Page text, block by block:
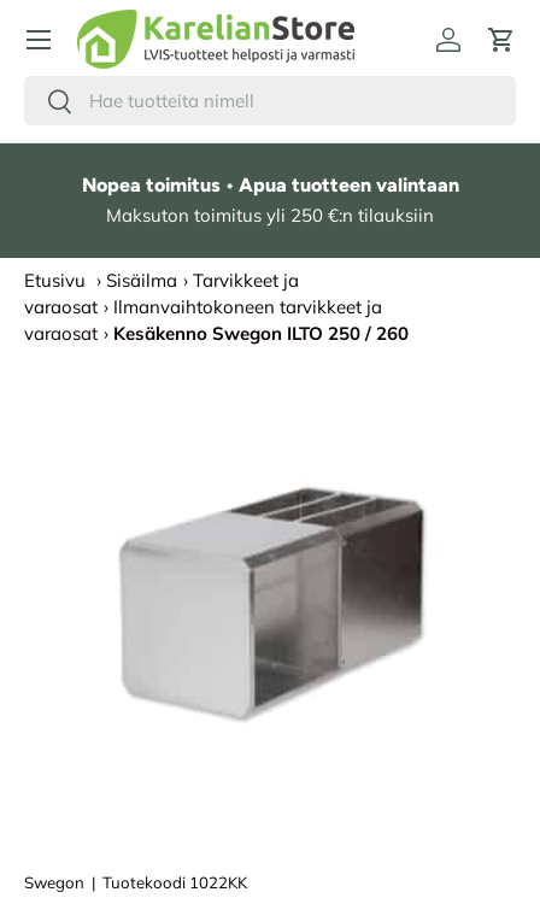
HYPPÄÄ SISÄLTÖÖN
Hae
Etsi
Kirjaudu
Nopea toimitus • Apua tuotteen valintaan
Maksuton toimitus yli 250 €:n tilauksiin
Etusivu › Sisäilma › Tarvikkeet ja
varaosat › Ilmanvaihtokoneen tarvikkeet ja
varaosat › Kesäkenno Swegon ILTO 250 / 260
Swegon | Tuotekoodi 1022KK